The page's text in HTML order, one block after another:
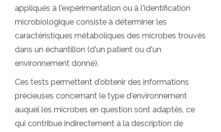
appliqués à l'expérimentation ou à l'identification
microbiologique consiste à déterminer les
caractéristiques métaboliques des microbes trouvés
dans un échantillon (d'un patient ou d'un
environnement donné).
Ces tests permettent d'obtenir des informations
précieuses concernant le type d'environnement
auquel les microbes en question sont adaptés, ce
qui contribue indirectement à la description de